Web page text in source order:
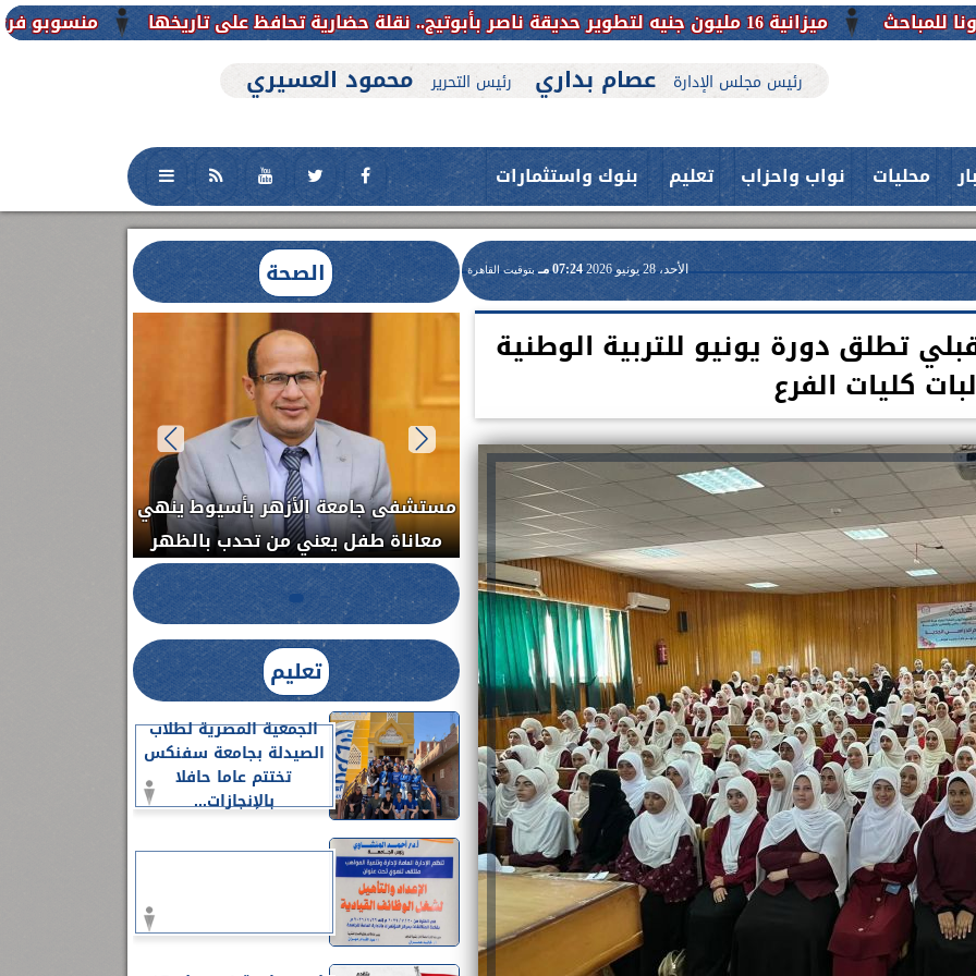
منسوبو فرع جامعة الأزهر للوجه
رئيس مجلس الإدارة عصام بداري رئيس التحرير محمود العسيري
محليات نواب واحزاب تعليم بنوك واستثمارات
الأحد، 28 يونيو 2026 07:24 مـ بتوقيت القاهرة
تطلق دورة يونيو للتربية الوطنية
كليات الفرع
الصحة
العلاج الحر بمنفلوط بالتعاون مع هيئة
الدواء المصرية يشن حملة رقابية مكبرة
لضبط المنشآت الطبية المخالفة.....
حدث بمستشفيات جامعة اسيوط....
فريق طبي بقسم الأنف والأذن
والحنجرة ينجح في استئصال ورم خبيث
من...
اعلن الدكتور طارق على ، القائم بأعمال
رئيس جامعة بني سويف نجاحاً طبياً
جديد بمستشفيات الجامعة...
تعليم
الجمعية المصرية لطلاب
الصيدلة بجامعة سفنكس
تختتم عاما حافلا
بالإنجازات...